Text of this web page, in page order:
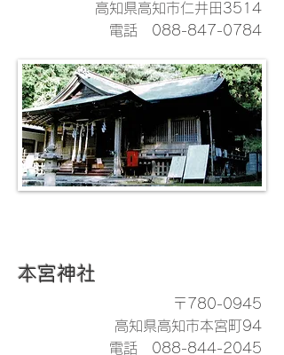
高知県高知市仁井田3514
電話 088-847-0784
本宮神社
〒780-0945
高知県高知市本宮町94
電話 088-844-2045